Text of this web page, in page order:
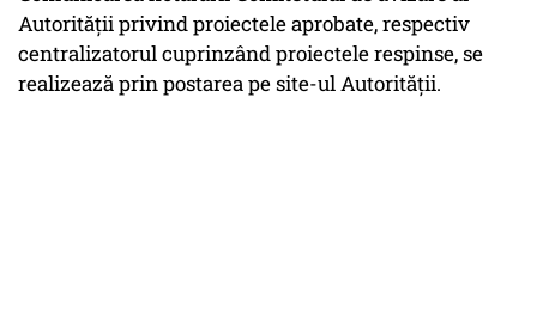
Autorităţii privind proiectele aprobate, respectiv
centralizatorul cuprinzând proiectele respinse, se
realizează prin postarea pe site-ul Autorităţii.